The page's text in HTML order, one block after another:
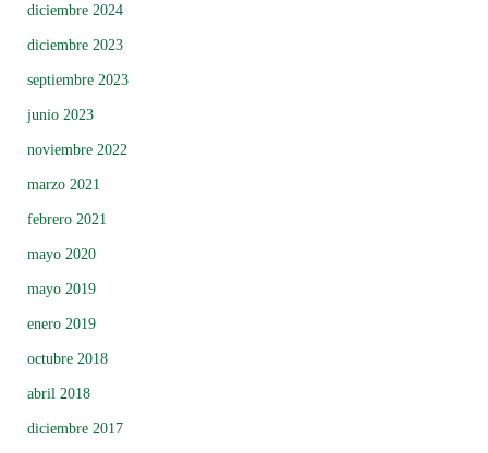
diciembre 2024
diciembre 2023
septiembre 2023
junio 2023
noviembre 2022
marzo 2021
febrero 2021
mayo 2020
mayo 2019
enero 2019
octubre 2018
abril 2018
diciembre 2017